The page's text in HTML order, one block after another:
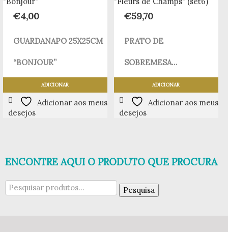
€4,00
GUARDANAPO 25X25CM
“BONJOUR”
ADICIONAR
Adicionar aos meus
desejos
€59,70
PRATO DE
SOBREMESA...
ADICIONAR
Adicionar aos meus
desejos
ENCONTRE AQUI O PRODUTO QUE PROCURA
Pesquisar
por:
Pesquisa